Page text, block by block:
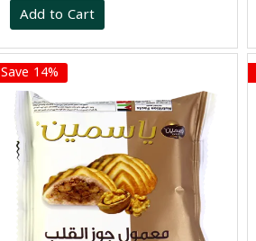
Add to Cart
Save 14%